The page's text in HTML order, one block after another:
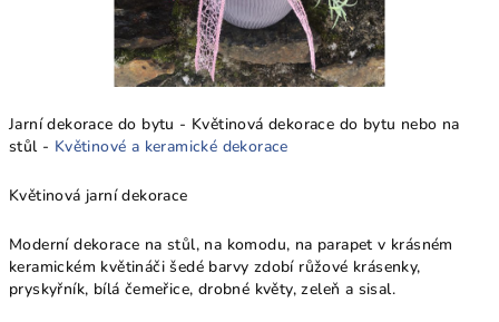
Jarní dekorace do bytu - Květinová dekorace do bytu nebo na
stůl - Květinové a keramické dekorace
Květinová jarní dekorace
Moderní dekorace na stůl, na komodu, na parapet v krásném
keramickém květináči šedé barvy zdobí růžové krásenky,
pryskyřník, bílá čemeřice, drobné květy, zeleň a sisal.